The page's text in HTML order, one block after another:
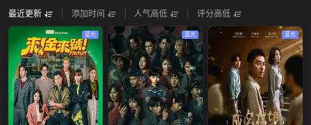
最近更新 添加时间 人气高低 评分高低
蓝光 蓝光 蓝光